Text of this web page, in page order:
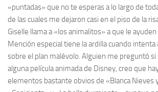
«puntadas» que no te esperas a lo largo de
de las cuales me dejaron casi en el piso de la
Giselle llama a «los animalitos» a que le ayuden
Mención especial tiene la ardilla cuando intenta
sobre el plan malévolo. Alguien me preguntó si
alguna película animada de Disney, creo que
elementos bastante obvios de «Blanca Nieves